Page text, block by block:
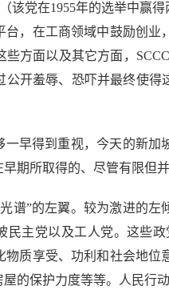
党在1955年的选举中赢得
，在工商领域中鼓励创
方面以及其它方面，
开羞辱、恐吓并最终使
得到重视，今天的新加
期所取得的、尽管有限但
”的左翼。较为激进的左
民主党以及工人党。这
质享受、功利和社会地
的保护力度等等。人民行